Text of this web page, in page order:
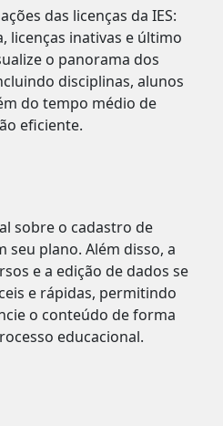
das licenças da IES:
licenças inativas e último
o panorama dos
disciplinas, alunos
do tempo médio de
eficiente.
sobre o cadastro de
seu plano. Além disso, a
e a edição de dados se
e rápidas, permitindo
o conteúdo de forma
educacional.